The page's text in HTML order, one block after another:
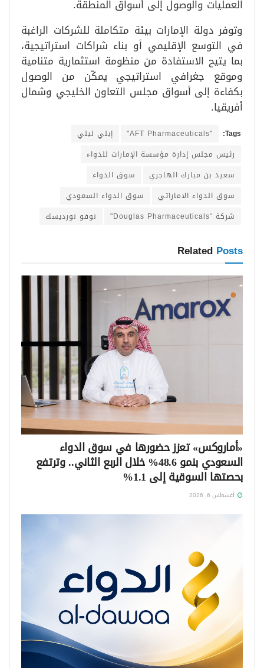
العمليات والوصول إلى أسواق المنطقة.
وتوفر دولة الإمارات بيئة متكاملة للشركات الراغبة
في التوسع الإقليمي أو بناء شراكات استراتيجية،
بما يتيح الاستفادة من منظومة استثمارية متنامية
وموقع جغرافي استراتيجي يمكّن من الوصول
بكفاءة إلى أسواق مجلس التعاون الخليجي وشمال
أفريقيا.
Tags:
"AFT Pharmaceuticals"
إيلي ليلي
رئيس مجلس إدارة مؤسسة الإمارات للدواء
سعيد بن مبارك الهاجري
سوق الدواء
سوق الدواء الاماراتي
سوق الدواء السعودي
شركة “Douglas Pharmaceuticals"
نوفو نورديسك
Related Posts
«أماروكس» تعزز حضورها في سوق الدواء
السعودي بنمو 48.6% خلال الربع الثاني.. وترتفع
بحصتها السوقية إلى 1.1%
أغسطس 6, 2026